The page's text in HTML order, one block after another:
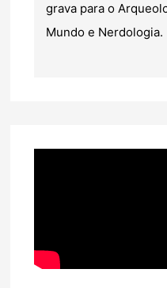
grava para o
Mundo e Nerdologia.